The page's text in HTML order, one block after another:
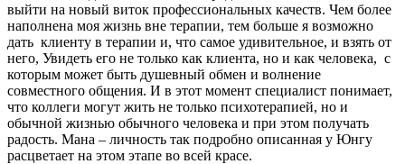
выйти на новый виток профессиональных качеств. Чем более
наполнена моя жизнь вне терапии, тем больше я возможно
дать клиенту в терапии и, что самое удивительное, и взять от
него, Увидеть его не только как клиента, но и как человека, с
которым может быть душевный обмен и волнение
совместного общения. И в этот момент специалист понимает,
что коллеги могут жить не только психотерапией, но и
обычной жизнью обычного человека и при этом получать
радость. Мана – личность так подробно описанная у Юнгу
расцветает на этом этапе во всей красе.